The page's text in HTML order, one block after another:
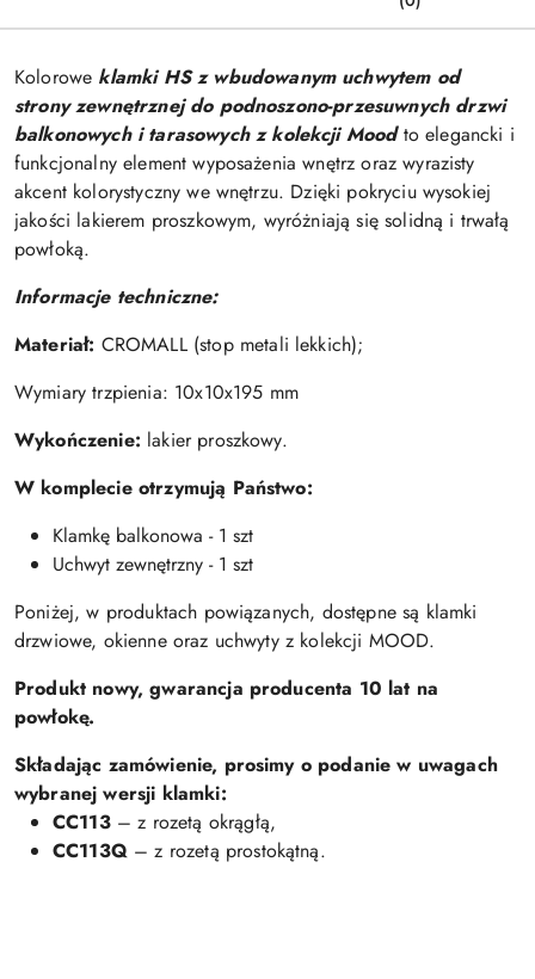
Kolorowe klamki HSz wbudowanym uchwytem od
strony zewnętrznejdo podnoszono-przesuwnych drzwi
balkonowych i tarasowychz kolekcji Moodto elegancki i
funkcjonalny element wyposażenia wnętrz oraz wyrazisty
akcent kolorystyczny we wnętrzu. Dzięki pokryciu wysokiej
jakości lakierem proszkowym, wyróżniają się solidną i trwałą
powłoką.
Informacje techniczne:
Materiał: CROMALL (stop metali lekkich);
Wymiary trzpienia: 10x10x195 mm
Wykończenie: lakier proszkowy.
W komplecie otrzymują Państwo:
Klamkę balkonowa - 1 szt
Uchwyt zewnętrzny - 1 szt
Poniżej, w produktach powiązanych, dostępne są klamki
drzwiowe, okienne oraz uchwyty z kolekcji MOOD.
Produkt nowy, gwarancja producenta 10 lat na
powłokę.
Składając zamówienie, prosimy o podanie w uwagach
wybranej wersji klamki:
CC113– z rozetą okrągłą,
CC113Q– z rozetą prostokątną.